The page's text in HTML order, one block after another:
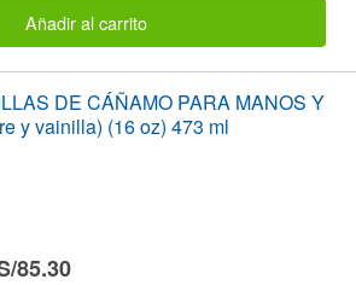
Añadir al carrito
DE CÁÑAMO PARA MANOS Y
y vainilla) (16 oz) 473 ml
85.30